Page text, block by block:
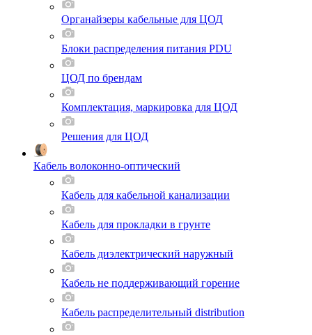
Органайзеры кабельные для ЦОД
Блоки распределения питания PDU
ЦОД по брендам
Комплектация, маркировка для ЦОД
Решения для ЦОД
Кабель волоконно-оптический
Кабель для кабельной канализации
Кабель для прокладки в грунте
Кабель диэлектрический наружный
Кабель не поддерживающий горение
Кабель распределительный distribution